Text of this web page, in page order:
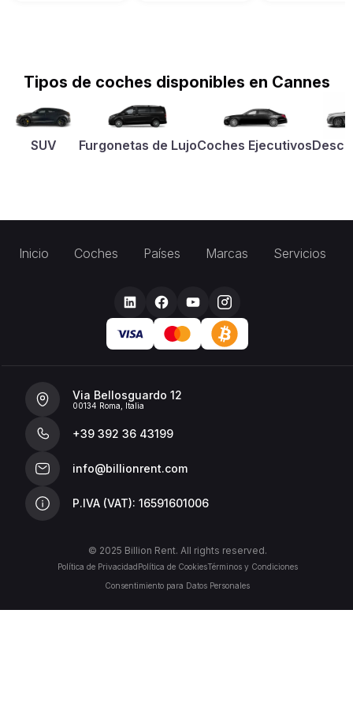
Tipos de coches disponibles en Cannes
SUV Furgonetas de LujoCoches Ejecutivos
Inicio Coches Países Marcas Servicios
Via Bellosguardo 12
00134 Roma, Italia
+39 392 36 43199
info@billionrent.com
P.IVA (VAT): 16591601006
© 2025 Billion Rent. All rights reserved.
Política de PrivacidadPolítica de CookiesTérminos y Condiciones
Consentimiento para Datos Personales